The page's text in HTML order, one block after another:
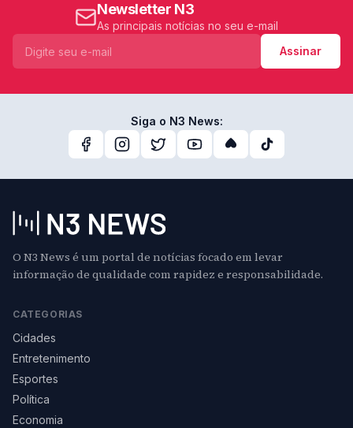
Newsletter N3
As principais notícias no seu e-mail
Assinar
Siga o N3 News:
O N3 News é um portal de notícias focado em levar
informação de qualidade com rapidez e responsabilidade.
CATEGORIAS
Cidades
Entretenimento
Esportes
Política
Economia